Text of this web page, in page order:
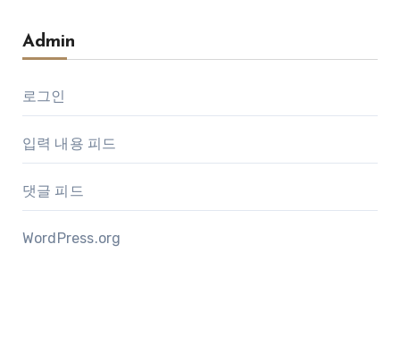
Admin
로그인
입력 내용 피드
댓글 피드
WordPress.org